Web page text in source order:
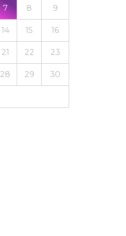
7 8 9
14 15 16
21 22 23
28 29 30